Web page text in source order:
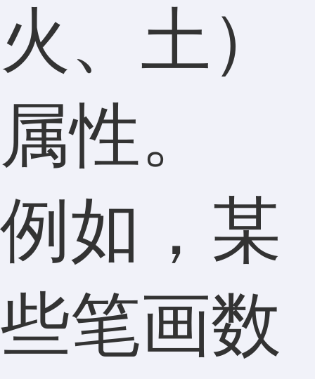
火、土）
属性。
例如，某
些笔画数